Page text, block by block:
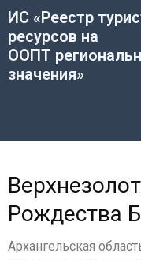
Перейти
содержимому
ИС «Реестр
ресурсов на
ООПТ
значения»
Рождества
Архангельская